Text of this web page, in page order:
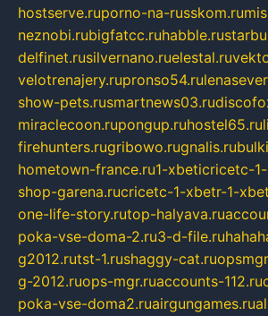
hostserve.ruporno-na-russkom.ru
neznobi.rubigfatcc.ruhabble.ru
delfinet.rusilvernano.ruelestal.ru
velotrenajery.rupronso54.ru
show-pets.rusmartnews03.ru
miraclecoon.rupongup.ruhostel65.ru
firehunters.rugribowo.rugnalis.ru
hometown-france.ru1-xbeticricetc-
shop-garena.rucricetc-1-xbetr-1-
one-life-story.rutop-halyava.ru
poka-vse-doma-2.ru3-d-file.ru
g2012.rutst-1.rushaggy-cat.ru
g-2012.ruops-mgr.ruaccounts-112.ru
poka-vse-doma2.ruairgungames.ru